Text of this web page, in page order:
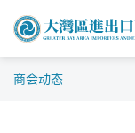
商会动态